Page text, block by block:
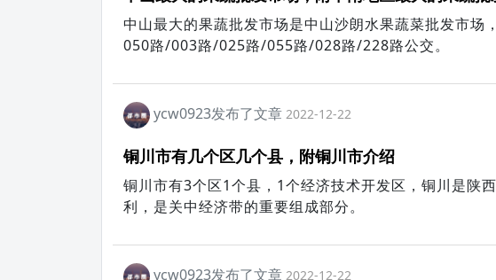
中山最大的果蔬批发市场是中山沙朗水果蔬菜批发市场
050路/003路/025路/055路/028路/228路公交。
ycw0923发布了文章 2022-12-22
铜川市有几个区几个县，附铜川市介绍
铜川市有3个区1个县，1个经济技术开发区，铜川是陕
利，是关中经济带的重要组成部分。
ycw0923发布了文章 2022-12-22